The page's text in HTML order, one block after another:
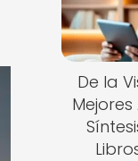
De la